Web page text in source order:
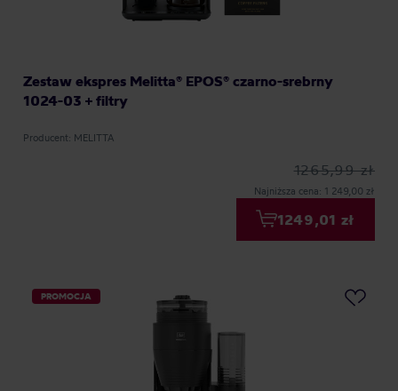
Zestaw ekspres Melitta® EPOS® czarno-srebrny
1024-03 + filtry
Producent: MELITTA
1265,99 zł
Najniższa cena: 1 249,00 zł
1249,01 zł
PROMOCJA